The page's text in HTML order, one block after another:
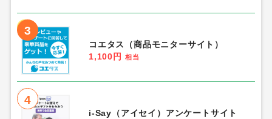
3
コエタス（商品モニターサイト）
1,100円
相当
4
i-Say（アイセイ）アンケートサイト